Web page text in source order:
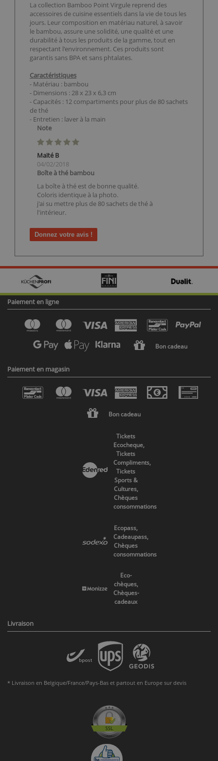
La collection Bamboo Point Virgule reprend des
accessoires de cuisine essentiels dans la vie de tous les
jours. Leur composition en matériau naturel, à savoir
le bambou, assure une solidité, une qualité et une
durabilité à tous les produits de la gamme, tout en
respectant l'environnement. Ces produits sont
garantis sans BPA et sans phtalates.
Caractéristiques
- Matériau : bambou
- Dimensions : 28 x 23 x 6,3 cm
- Capacités : 12 compartiments pour plus de 80 sachets
de thé
- Entretien : laver à la main
Note
Maïté B
04/02/2018
Boîte à thé bambou
La boîte à thé est de bonne qualité.
Coloris identique à la photo.
j'ai su mettre plus de 80 sachets de thé à
l'intérieur.
Donnez votre avis !
Paiement en ligne
Bon cadeau
Paiement en magasin
Bon cadeau
Tickets
Ecocheque,
Tickets
Compliments,
Tickets
Sports &
Cultures,
Chèques
consommations
Ecopass,
Cadeaupass,
Chèques
consommations
Eco-
chèques,
Chèques-
cadeaux
Livraison
* Livraison en Belgique/France/Pays-Bas et partout en Europe sur devis